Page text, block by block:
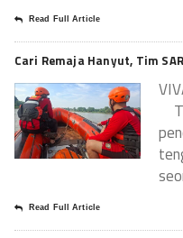
Read Full Article
Cari Remaja Hanyut, Tim
Read Full Article